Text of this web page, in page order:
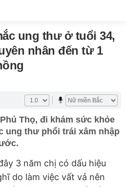
ung thư ở tuổi 34,
nhân đến từ 1
Thọ, đi khám sức khỏe
ung thư phổi trái xâm nhập
3 năm chị có dấu hiệu
do làm việc vất vả nên